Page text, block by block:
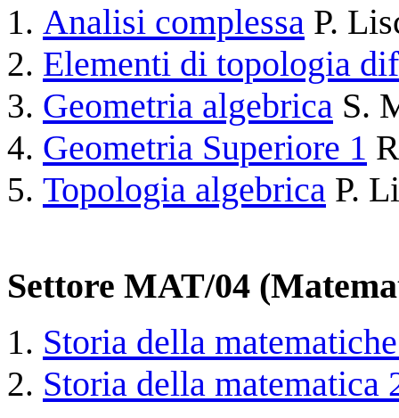
Analisi complessa P.
Elementi di topologia
Geometria algebrica S.
Geometria Superiore 1
Topologia algebrica P.
Settore MAT/04
Storia della
Storia della matematica